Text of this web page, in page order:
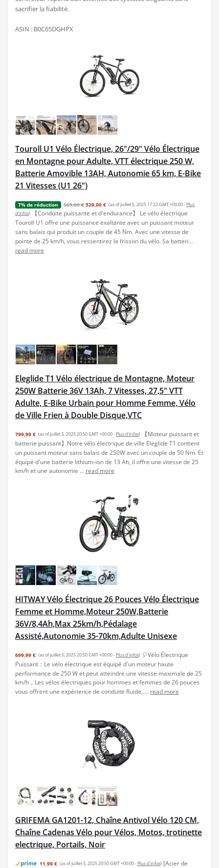
sacrifier la fiabilité.
ASIN : B0C65DGHPX
Touroll U1 Vélo Électrique, 26"/29" Vélo Électrique
en Montagne pour Adulte, VTT électrique 250 W,
Batterie Amovible 13AH, Autonomie 65 km, E-Bike
21 Vitesses (U1 26")
7% de réduction 569,00 € 529,00 € (as of juillet 5, 2025 17:22 GMT +00:00 - Plus
d’infos)
【Conduite puissante et d'endurance】 Le vélo électrique
Touroll U1 offre une puissance exaltante avec un puissant moteur
sans balais qui produit un couple de 45 Nm. Avec une vitesse de
pointe de 25 km/h, vous ressentirez le frisson du vélo. Sa batteri...
read more
Eleglide T1 Vélo électrique de Montagne, Moteur
250W Batterie 36V 13Ah, 7 Vitesses, 27,5" VTT
Adulte, E-Bike Urbain pour Homme Femme, Vélo
de Ville Frien à Double Disque,VTC
799,99 € (as of juillet 5, 2025 20:50 GMT +00:00 - Plus d’infos)
【Moteur puissant et
batterie puissant】Notre vélo électrique de ville Eleglide T1 contient
un puissant moteur sans balais de 250W avec un couple de 50 Nm. Et
équipé d'une batterie lithium-ion de 13 Ah, il offre une vitesse de 25
km/h et une autonomie ... read more
HITWAY Vélo Électrique 26 Pouces Vélo Électrique
Femme et Homme,Moteur 250W,Batterie
36V/8,4Ah,Max 25km/h,Pédalage
Assisté,Autonomie 35-70km,Adulte Unisexe
699,99 € (as of juillet 5, 2025 20:50 GMT +00:00 - Plus d’infos) 🎈Vélo Électrique
Puissant：Le vélo électrique est équipé d'un moteur haute
performance de 250 W et peut atteindre une vitesse maximale de 25
km/h，Les vélos électriques pour hommes et femmes de 26 pouces
vous offrent une expérience de conduite fluide, ... read more
GRIFEMA GA1201-12, Chaîne Antivol Vélo 120 CM,
Chaîne Cadenas Vélo pour Vélos, Motos, trotinette
electrique, Portails, Noir
11,99 € (as of juillet 5, 2025 20:50 GMT +00:00 - Plus d’infos) [Acier de